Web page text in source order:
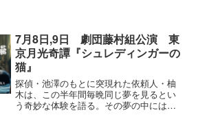
7月8日,9日 劇団藤村組公演 東
京月光奇譚『シュレディンガーの
猫』
探偵・池澤のもとに突現れた依頼人・柚
木は、この半年間毎晩同じ夢を見るとい
う奇妙な体験を語る。その夢の中には、